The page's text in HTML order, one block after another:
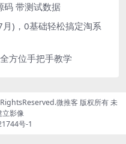
码 带测试数据
)，0基础轻松搞定淘系
方位手把手教学
微推客 版权所有 未
立影像
号-1